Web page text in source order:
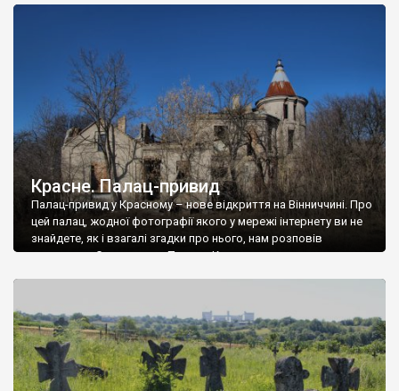
Красне. Палац-привид
Палац-привид у Красному – нове відкриття на Вінниччині. Про
цей палац, жодної фотографії якого у мережі інтернету ви не
знайдете, як і взагалі згадки про нього, нам розповів
мешканець Самгородка. Палац у Красному вразив не лише